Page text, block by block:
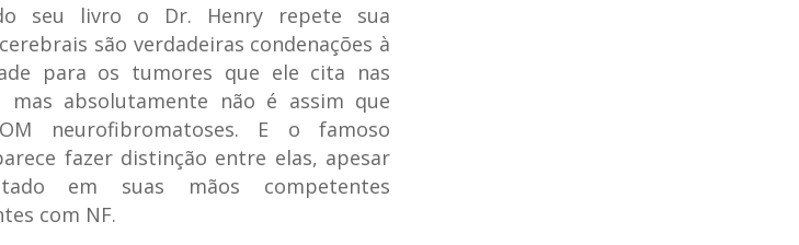
seu livro o Dr. Henry repete sua
são verdadeiras condenações à
para os tumores que ele cita nas
mas absolutamente não é assim que
neurofibromatoses. E o famoso
fazer distinção entre elas, apesar
em suas mãos competentes
com NF.